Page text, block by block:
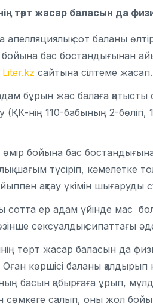
төрт жасар баласын да
сот баланы
бас бостандығынан
Liter.kz сайтына сілтеме жасап.
бұрын жас балаға қатысты
(ҚК-нің 110-бабының 2-
өмір бойына бас
шағым түсіріп, кәмелетке
ақтау үкімін шығаруды
сотта ер адам үйінде мас
сексуалдық сипаттағы
төрт жасар баласын да
Оған көршісі баланы
басын қабырғаға ұрып,
сөмкеге салып, оны жол